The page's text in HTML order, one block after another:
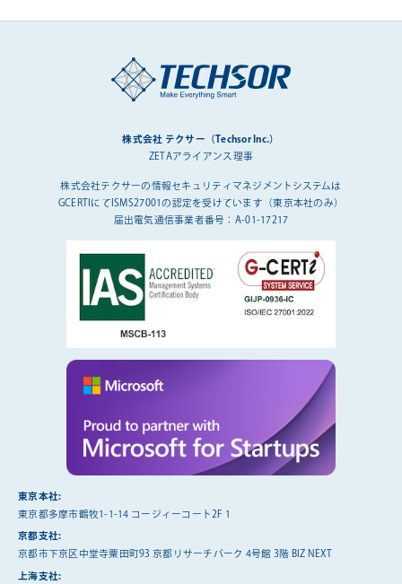
株式会社 テクサー（Techsor Inc.）
ZETAアライアンス理事
株式会社テクサーの情報セキュリティマネジメントシステムは
GCERTIにてISMS27001の認定を受けています（東京本社のみ）
届出電気通信事業者番号：A-01-17217
東京本社:
東京都多摩市鶴牧1-1-14 コージィーコート2F 1
京都支社:
京都市下京区中堂寺粟田町93 京都リサーチパーク 4号館 3階 BIZ NEXT
上海支社: